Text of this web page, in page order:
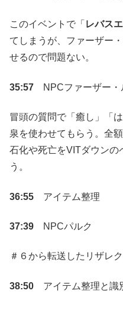
このイベントで「 レバス
てしまうが、ファーザー
せるので問題ない。
35:57 NPCファーザー・
冒頭の質問で「癒し」「
泉を使わせてもらう。全
石化や死亡をVITダウンの
う。
36:55 アイテム整理
37:39 NPCパルク
＃６から転送したリザレ
38:50 アイテム整理と識